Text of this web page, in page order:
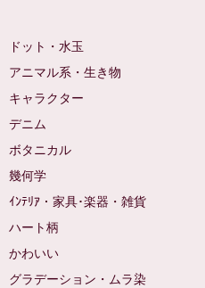
ドット・水玉
アニマル系・生き物
キャラクター
デニム
ボタニカル
幾何学
ｲﾝﾃﾘｱ・家具･楽器・雑貨
ハート柄
かわいい
グラデーション・ムラ染